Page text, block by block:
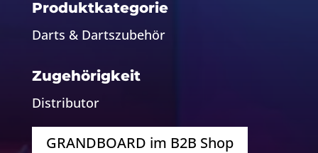
Produktkategorie
Darts & Dartszubehör
Zugehörigkeit
Distributor
GRANDBOARD im B2B Shop